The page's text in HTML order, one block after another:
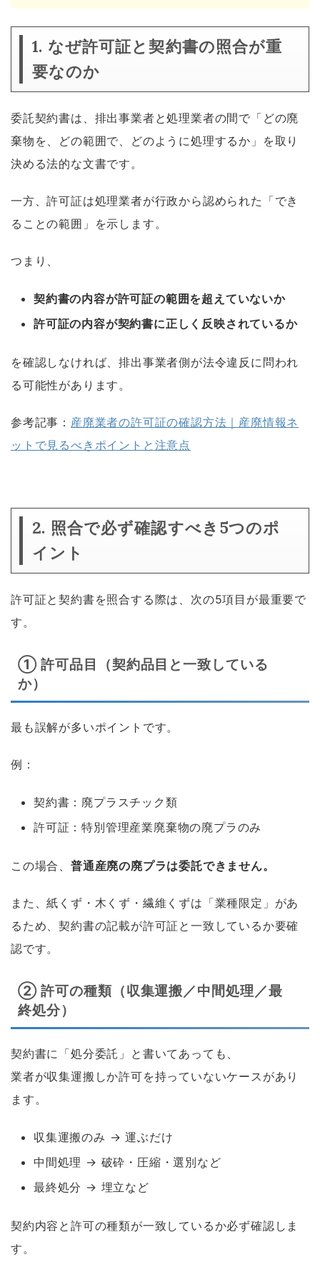
1. なぜ許可証と契約書の照合が重
要なのか
委託契約書は、排出事業者と処理業者の間で「どの廃
棄物を、どの範囲で、どのように処理するか」を取り
決める法的な文書です。
一方、許可証は処理業者が行政から認められた「でき
ることの範囲」を示します。
つまり、
契約書の内容が許可証の範囲を超えていないか
許可証の内容が契約書に正しく反映されているか
を確認しなければ、排出事業者側が法令違反に問われ
る可能性があります。
参考記事： 産廃業者の許可証の確認方法｜産廃情報ネ
ットで見るべきポイントと注意点
2. 照合で必ず確認すべき5つのポ
イント
許可証と契約書を照合する際は、次の5項目が最重要で
す。
① 許可品目（契約品目と一致している
か）
最も誤解が多いポイントです。
例：
契約書：廃プラスチック類
許可証：特別管理産業廃棄物の廃プラのみ
この場合、 普通産廃の廃プラは委託できません。
また、紙くず・木くず・繊維くずは「業種限定」があ
るため、契約書の記載が許可証と一致しているか要確
認です。
② 許可の種類（収集運搬／中間処理／最
終処分）
契約書に「処分委託」と書いてあっても、
業者が収集運搬しか許可を持っていないケースがあり
ます。
収集運搬のみ → 運ぶだけ
中間処理 → 破砕・圧縮・選別など
最終処分 → 埋立など
契約内容と許可の種類が一致しているか必ず確認しま
す。